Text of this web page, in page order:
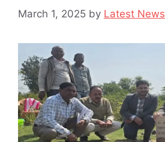
March 1, 2025 by Latest News